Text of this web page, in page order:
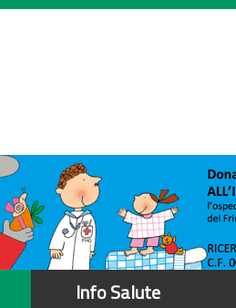
Info Salute